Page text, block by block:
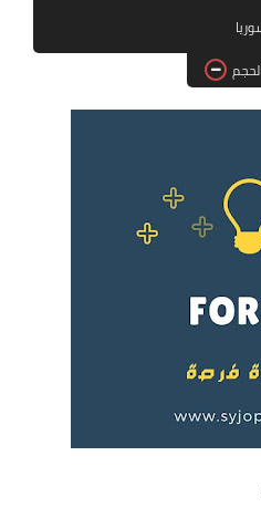
فرص عمل في تركيا
فرص عمل في العراق
فرص عمل في السودان
دورات تدريبية
الحجم